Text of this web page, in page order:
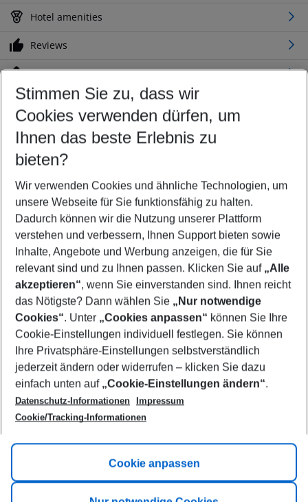
Hotel amenities
Reviews
Location
Customize your offer
Find the perfect deal which suits your best
Your departure airport
Any airport
Select your date range
11/08/26–09/08/27 5-8 nights
Who will travel
2 adults No children
Show more filter
Footer
Footer navigation
Title A
Link A
Stimmen Sie zu, dass wir
Cookies verwenden dürfen, um
Ihnen das beste Erlebnis zu
bieten?
Wir verwenden Cookies und ähnliche Technologien, um
unsere Webseite für Sie funktionsfähig zu halten.
Dadurch können wir die Nutzung unserer Plattform
verstehen und verbessern, Ihnen Support bieten sowie
Inhalte, Angebote und Werbung anzeigen, die für Sie
relevant sind und zu Ihnen passen. Klicken Sie auf „Alle
akzeptieren“, wenn Sie einverstanden sind. Ihnen reicht
das Nötigste? Dann wählen Sie „Nur notwendige
Cookies“. Unter „Cookies anpassen“ können Sie Ihre
Cookie-Einstellungen individuell festlegen. Sie können
Ihre Privatsphäre-Einstellungen selbstverständlich
jederzeit ändern oder widerrufen – klicken Sie dazu
einfach unten auf „Cookie-Einstellungen ändern“.
Datenschutz-Informationen
Impressum
Cookie/Tracking-Informationen
Cookie anpassen